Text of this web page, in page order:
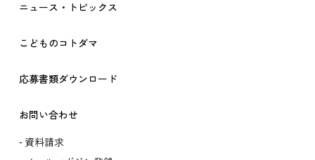
ニュース・トピックス
こどものコトダマ
応募書類ダウンロード
お問い合わせ
資料請求